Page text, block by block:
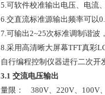
5.可软件校准输出电压、电流
6.交直流标准源输出频率可以
7.可输出2~25次标准调制谐波
8.采用高清晰大屏幕TFT真彩
自行编程控制仪器进行二次开
3.1 交流电压输出
量限： 380V、220V、100V